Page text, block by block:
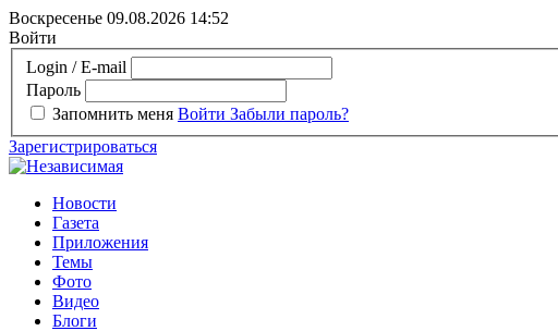
Воскресенье 09.08.2026 14:52
Войти
Login / E-mail
Пароль
Запомнить меня Войти Забыли пароль?
Зарегистрироваться
Новости
Газета
Приложения
Темы
Фото
Видео
Блоги